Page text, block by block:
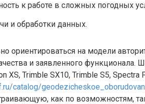
к работе в сложных погодных
и обработки данных.
ориентироваться на модели
и заявленного функционала.
XS, Trimble SX10, Trimble S5, Spectra
catalog/
как по возможностям,